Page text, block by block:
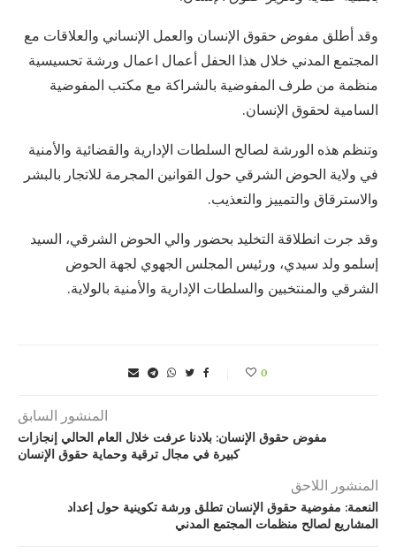
وقد أطلق مفوض حقوق الإنسان والعمل الإنساني والعلاقات مع
المجتمع المدني خلال هذا الحفل أعمال اعمال ورشة تحسيسية
منظمة من طرف المفوضية بالشراكة مع مكتب المفوضية
السامية لحقوق الإنسان.
وتنظم هذه الورشة لصالح السلطات الإدارية والقضائية والأمنية
في ولاية الحوض الشرقي حول القوانين المجرمة للاتجار بالبشر
والاسترقاق والتمييز والتعذيب.
وقد جرت انطلاقة التخليد بحضور والي الحوض الشرقي، السيد
إسلمو ولد سيدي، ورئيس المجلس الجهوي لجهة الحوض
الشرقي والمنتخبين والسلطات الإدارية والأمنية بالولاية.
0
المنشور السابق
مفوض حقوق الإنسان: بلادنا عرفت خلال العام الحالي إنجازات
كبيرة في مجال ترقية وحماية حقوق الإنسان
المنشور اللاحق
النعمة: مفوضية حقوق الإنسان تطلق ورشة تكوينية حول إعداد
المشاريع لصالح منظمات المجتمع المدني